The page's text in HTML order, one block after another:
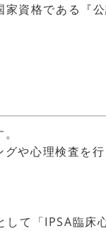
資格である『
や心理検査を
て「IPSA臨床